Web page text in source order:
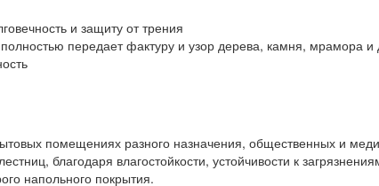
и защиту от трения
передает фактуру и узор дерева, камня, мрамора и
помещениях разного назначения, общественных и
благодаря влагостойкости, устойчивости к
напольного покрытия.